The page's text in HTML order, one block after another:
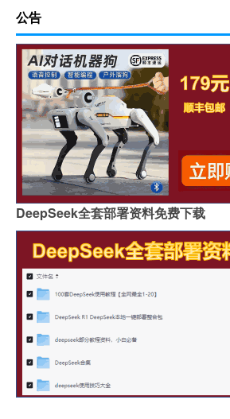
公告
DeepSeek全套部署资料免费下载